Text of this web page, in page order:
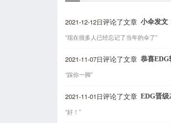
2021-12-12日评论了文章 小伞发文
“现在很多人已经忘记了当年的伞了”
2021-11-07日评论了文章 恭喜EDG
“踩你一脚”
2021-11-01日评论了文章 EDG晋级
“好！”